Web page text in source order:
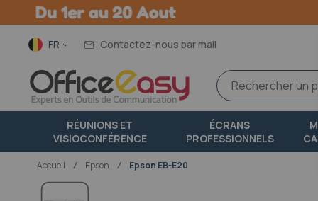
Langue
FR Contactez-nous par mail
RÉUNIONS ET
VISIOCONFÉRENCE
ÉCRANS
PROFESSIONNELS
Accueil epson Epson EB-E20
Passer